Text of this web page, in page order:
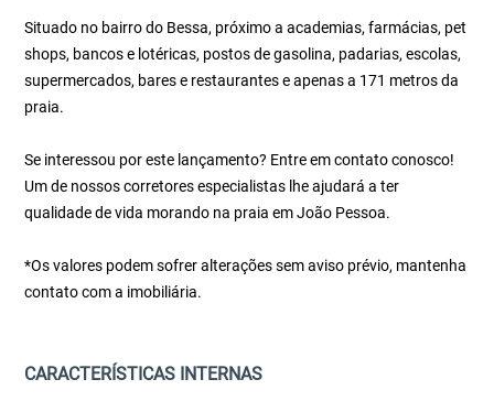
Situado no bairro do Bessa, próximo a academias, farmácias, pet
shops, bancos e lotéricas, postos de gasolina, padarias, escolas,
supermercados, bares e restaurantes e apenas a 171 metros da
praia.
Se interessou por este lançamento? Entre em contato conosco!
Um de nossos corretores especialistas lhe ajudará a ter
qualidade de vida morando na praia em João Pessoa.
*Os valores podem sofrer alterações sem aviso prévio, mantenha
contato com a imobiliária.
CARACTERÍSTICAS INTERNAS